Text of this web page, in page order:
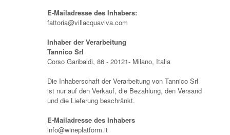
E-Mailadresse des Inhabers:
fattoria@villacquaviva.com
Inhaber der Verarbeitung
Tannico Srl
Corso Garibaldi, 86 - 20121- Milano, Italia
Die Inhaberschaft der Verarbeitung von Tannico Srl
ist nur auf den Verkauf, die Bezahlung, den Versand
und die Lieferung beschränkt.
E-Mailadresse des Inhabers
info@wineplatform.it